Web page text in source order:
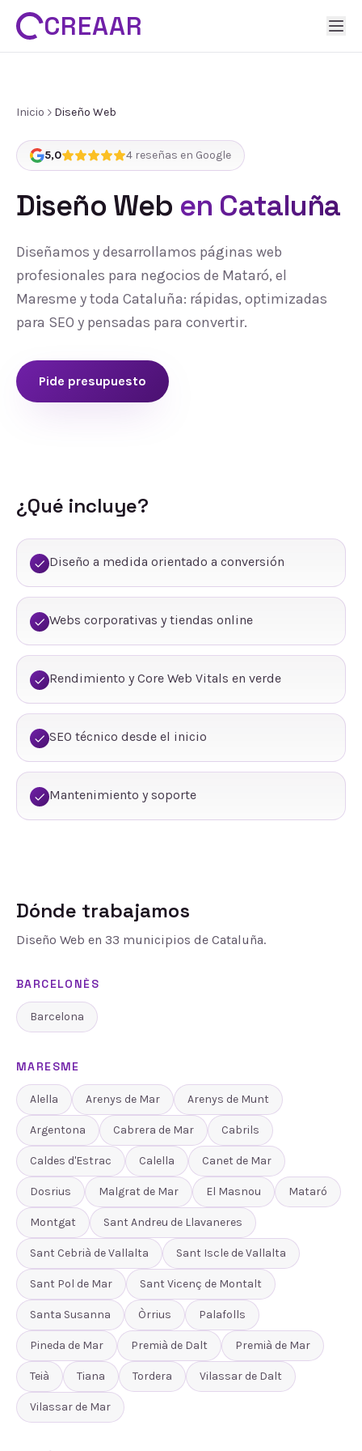
CREAAR
Inicio Diseño Web
5,0 4 reseñas en Google
Diseño Web en Cataluña
Diseñamos y desarrollamos páginas web
profesionales para negocios de Mataró, el
Maresme y toda Cataluña: rápidas, optimizadas
para SEO y pensadas para convertir.
Pide presupuesto
¿Qué incluye?
Diseño a medida orientado a conversión
Webs corporativas y tiendas online
Rendimiento y Core Web Vitals en verde
SEO técnico desde el inicio
Mantenimiento y soporte
Dónde trabajamos
Diseño Web en 33 municipios de Cataluña.
BARCELONÈS
Barcelona
MARESME
Alella Arenys de Mar Arenys de Munt
Argentona Cabrera de Mar Cabrils
Caldes d'Estrac Calella Canet de Mar
Dosrius Malgrat de Mar El Masnou Mataró
Montgat Sant Andreu de Llavaneres
Sant Cebrià de Vallalta Sant Iscle de Vallalta
Sant Pol de Mar Sant Vicenç de Montalt
Santa Susanna Òrrius Palafolls
Pineda de Mar Premià de Dalt Premià de Mar
Teià Tiana Tordera Vilassar de Dalt
Vilassar de Mar